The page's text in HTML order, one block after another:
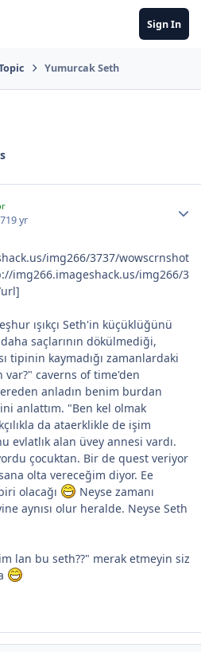
Sign In
Yumurcak Seth
19 yr
img266/3737/wowscrnshot
img266.imageshack.us/img266/3
ışıkçı Seth'in küçüklüğünü
saçlarının dökülmediği,
tipinin kaymadığı zamanlardaki
caverns of time'den
anladın benim burdan
anlattım. "Ben kel olmak
da ataerklikle de işim
evlatlık alan üvey annesi vardı.
çocuktan. Bir de quest veriyor
olta vereceğim diyor. Ee
olacağı
Neyse zamanı
aynısı olur heralde. Neyse Seth
lan bu seth??" merak etmeyin siz